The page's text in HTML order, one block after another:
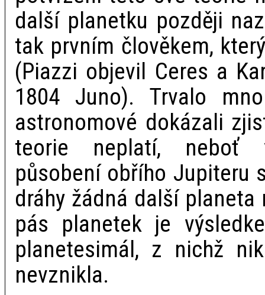
další planetku později
tak prvním člověkem,
(Piazzi objevil Ceres a
1804 Juno). Trvalo
astronomové dokázali
teorie neplatí, neboť
působení obřího Jupiteru
dráhy žádná další
pás planetek je
planetesimál, z nichž
nevznikla.